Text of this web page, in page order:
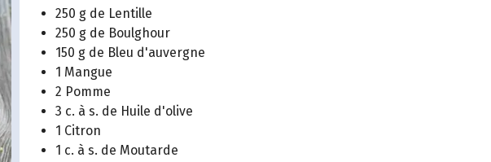
250 g de Lentille
250 g de Boulghour
150 g de Bleu d'auvergne
1 Mangue
2 Pomme
3 c. à s. de Huile d'olive
1 Citron
1 c. à s. de Moutarde